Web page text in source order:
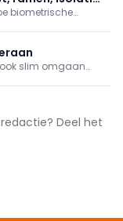
biometrische
ook slim omgaan
Deel het